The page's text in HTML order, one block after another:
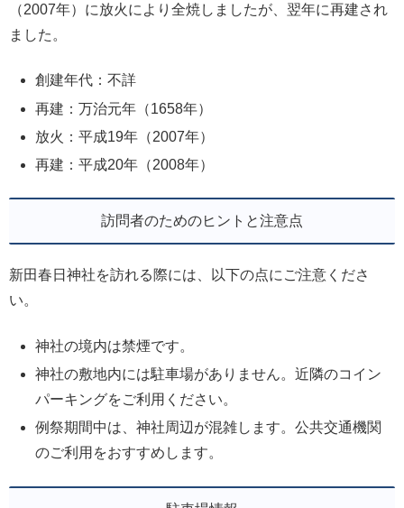
（2007年）に放火により全焼しましたが、翌年に再建され
ました。
創建年代：不詳
再建：万治元年（1658年）
放火：平成19年（2007年）
再建：平成20年（2008年）
訪問者のためのヒントと注意点
新田春日神社を訪れる際には、以下の点にご注意くださ
い。
神社の境内は禁煙です。
神社の敷地内には駐車場がありません。近隣のコイン
パーキングをご利用ください。
例祭期間中は、神社周辺が混雑します。公共交通機関
のご利用をおすすめします。